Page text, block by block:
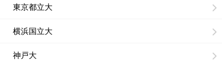
東京都立大
横浜国立大
神戸大